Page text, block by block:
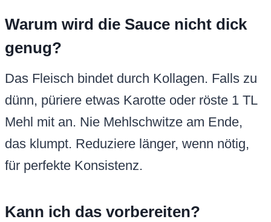
Warum wird die Sauce nicht dick
genug?
Das Fleisch bindet durch Kollagen. Falls zu
dünn, püriere etwas Karotte oder röste 1 TL
Mehl mit an. Nie Mehlschwitze am Ende,
das klumpt. Reduziere länger, wenn nötig,
für perfekte Konsistenz.
Kann ich das vorbereiten?